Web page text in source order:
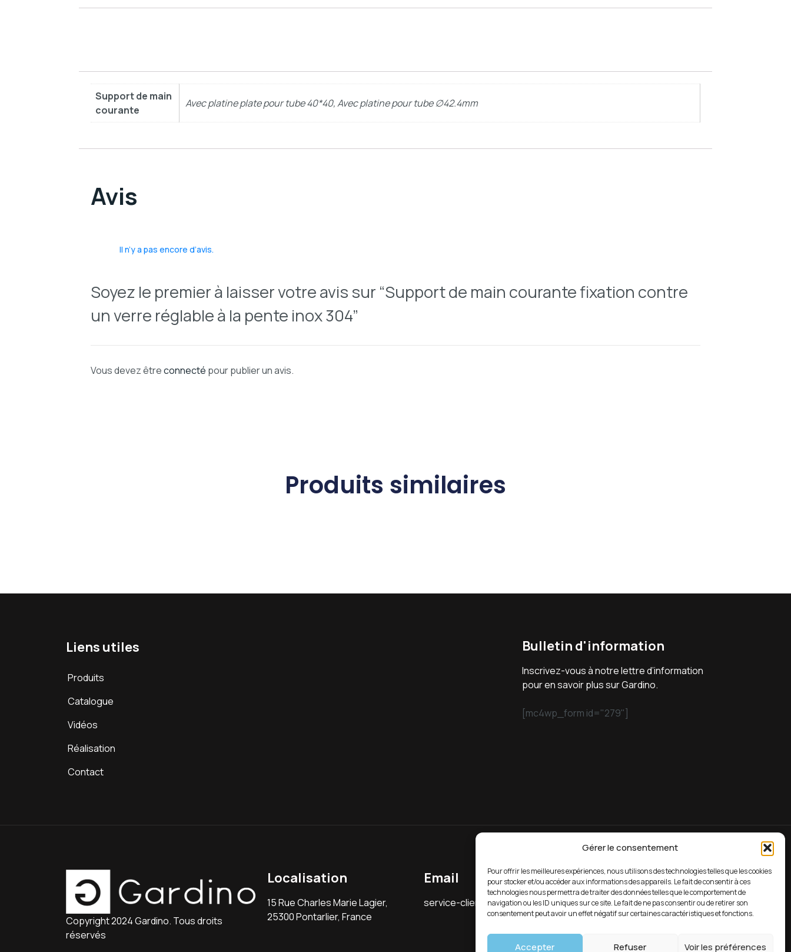
Gérer le consentement
Pour offrir les meilleures expériences, nous utilisons des technologies telles que les cookies
pour stocker et/ou accéder aux informations des appareils. Le fait de consentir à ces
technologies nous permettra de traiter des données telles que le comportement de
navigation ou les ID uniques sur ce site. Le fait de ne pas consentir ou de retirer son
consentement peut avoir un effet négatif sur certaines caractéristiques et fonctions.
Accepter Refuser Voir les préférences
Support de main
courante
Avec platine plate pour tube 40*40, Avec platine pour tube ∅42.4mm
Avis
Il n’y a pas encore d’avis.
Soyez le premier à laisser votre avis sur “Support de main courante fixation contre
un verre réglable à la pente inox 304”
Vous devez êtreconnecté pour publier un avis.
Produits similaires
Liens utiles
Produits
Catalogue
Vidéos
Réalisation
Contact
Bulletin d'information
Inscrivez-vous à notre lettre d’information
pour en savoir plus sur Gardino.
[mc4wp_form id="279"]
Copyright 2024 Gardino. Tous droits
réservés
Localisation
15 Rue Charles Marie Lagier,
25300 Pontarlier, France
Email
service-client@gardino.fr
Soutien 7/24
03 81 39 88 18